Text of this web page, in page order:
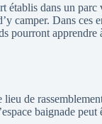
établis dans un
camper. Dans ces
pourront
lieu de
baignade